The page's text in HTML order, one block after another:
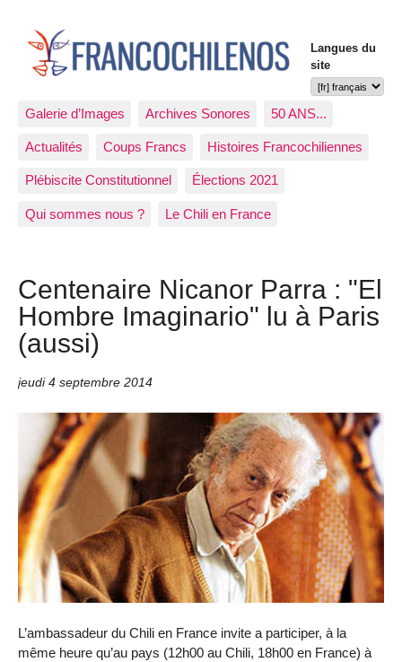
Langues du
site
Galerie d’Images Archives Sonores 50 ANS...
Actualités Coups Francs Histoires Francochiliennes
Plébiscite Constitutionnel Élections 2021
Qui sommes nous ? Le Chili en France
Centenaire Nicanor Parra : "El
Hombre Imaginario" lu à Paris
(aussi)
jeudi 4 septembre 2014
L’ambassadeur du Chili en France invite a participer, à la
même heure qu’au pays (12h00 au Chili, 18h00 en France) à